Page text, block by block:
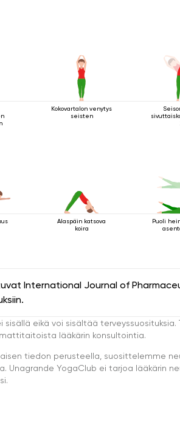
Kokovartalon venytys
seisten
Alaspäin katsova
koira
Puoli
International Journal of
sisällä eikä voi sisältää
lääkärin konsultointia.
tiedon perusteella, suosittelemme
Unagrande YogaClub ei tarjoa lääkärin